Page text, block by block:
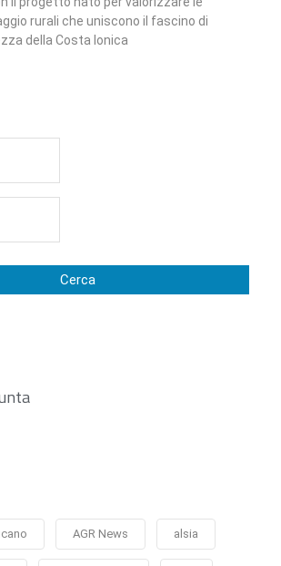
rurali che uniscono il fascino di
della Costa Ionica
Cerca
AGR News alsia